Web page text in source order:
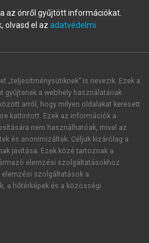
hozz létre új fiókot.
automatikusan
FIÓKKAL
az önről gyűjtött információkat.
olvasd el az adatvédelmi
„teljesítménysütiknek” is nevezik. Ezek a
gyűjtenek a webhely használatának
arról, hogy milyen oldalakat keresett
kattintott. Ezek az információk a
nem használhatóak, mivel az
és anonimizáltak. Céljuk kizárólag a
javítása. Ezek közé tartoznak a
elemzési szolgáltatásokhoz
szolgáltatások a
a hőtérképek és a közösségi